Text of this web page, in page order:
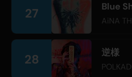
27 Blue
AiNA
28 逆様